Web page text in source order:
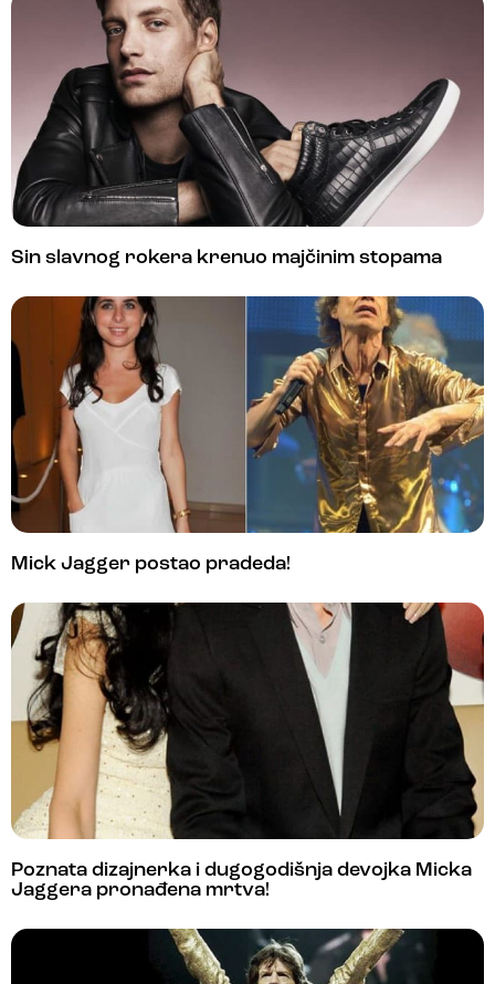
Sin slavnog rokera krenuo majčinim stopama
Mick Jagger postao pradeda!
Poznata dizajnerka i dugogodišnja devojka Micka
Jaggera pronađena mrtva!